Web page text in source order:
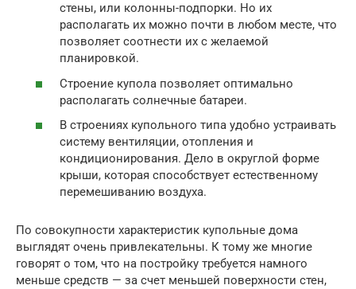
стены, или колонны-подпорки. Но их
располагать их можно почти в любом месте, что
позволяет соотнести их с желаемой
планировкой.
Строение купола позволяет оптимально
располагать солнечные батареи.
В строениях купольного типа удобно устраивать
систему вентиляции, отопления и
кондиционирования. Дело в округлой форме
крыши, которая способствует естественному
перемешиванию воздуха.
По совокупности характеристик купольные дома
выглядят очень привлекательны. К тому же многие
говорят о том, что на постройку требуется намного
меньше средств — за счет меньшей поверхности стен,